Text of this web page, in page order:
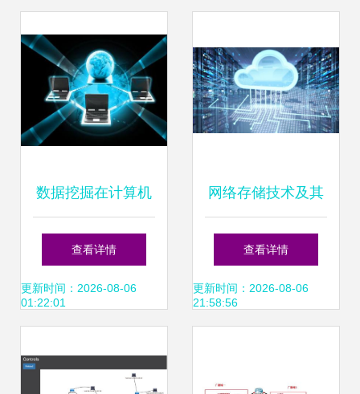
数据挖掘在计算机
审计中的应用策略
简析 基于网络技术
查看详情
更新时间：2026-08-06
01:22:01
网络存储技术及其
分层结构全解析
查看详情
更新时间：2026-08-06
21:58:56